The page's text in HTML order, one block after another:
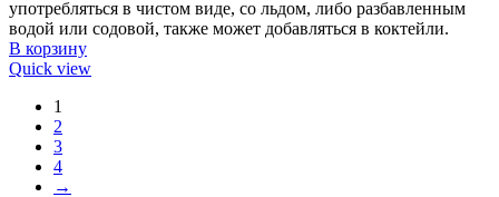
употребляться в чистом виде, со льдом, либо разбавленным
водой или содовой, также может добавляться в коктейли.
В корзину
Quick view
1
2
3
4
→